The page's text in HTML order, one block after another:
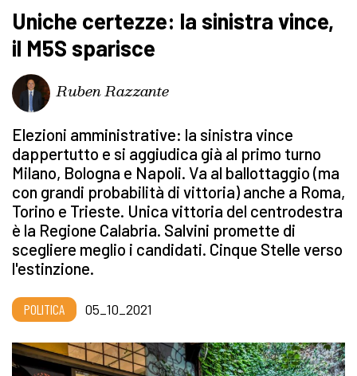
Uniche certezze: la sinistra vince,
il M5S sparisce
Ruben Razzante
Elezioni amministrative: la sinistra vince
dappertutto e si aggiudica già al primo turno
Milano, Bologna e Napoli. Va al ballottaggio (ma
con grandi probabilità di vittoria) anche a Roma,
Torino e Trieste. Unica vittoria del centrodestra
è la Regione Calabria. Salvini promette di
scegliere meglio i candidati. Cinque Stelle verso
l'estinzione.
POLITICA 05_10_2021